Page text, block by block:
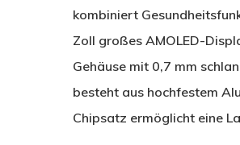
kombiniert
Zoll großes AMOLED-
Gehäuse mit 0,7 mm
besteht aus hochfestem
Chipsatz ermöglicht eine